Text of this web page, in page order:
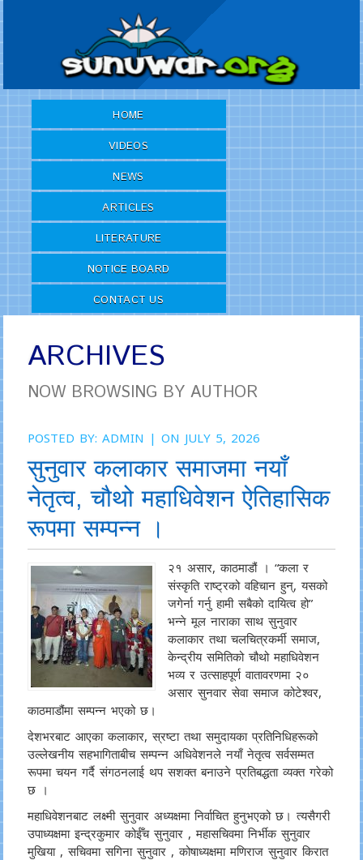
HOME
VIDEOS
NEWS
ARTICLES
LITERATURE
NOTICE BOARD
CONTACT US
ARCHIVES
NOW BROWSING BY AUTHOR
POSTED BY: ADMIN | ON JULY 5, 2026
सुनुवार कलाकार समाजमा नयाँ
नेतृत्व, चौथो महाधिवेशन ऐतिहासिक
रूपमा सम्पन्न ।
२१ असार, काठमाडौं । “कला र
संस्कृति राष्ट्रको वहिचान हुन्, यसको
जगेर्ना गर्नु हामी सबैको दायित्व हो”
भन्ने मूल नाराका साथ सुनुवार
कलाकार तथा चलचित्रकर्मी समाज,
केन्द्रीय समितिको चौथो महाधिवेशन
भव्य र उत्साहपूर्ण वातावरणमा २०
असार सुनवार सेवा समाज कोटेश्वर,
काठमाडौंमा सम्पन्न भएको छ।
देशभरबाट आएका कलाकार, स्रष्टा तथा समुदायका प्रतिनिधिहरूको
उल्लेखनीय सहभागिताबीच सम्पन्न अधिवेशनले नयाँ नेतृत्व सर्वसम्मत
रूपमा चयन गर्दै संगठनलाई थप सशक्त बनाउने प्रतिबद्धता व्यक्त गरेको
छ ।
महाधिवेशनबाट लक्ष्मी सुनुवार अध्यक्षमा निर्वाचित हुनुभएको छ। त्यसैगरी
उपाध्यक्षमा इन्द्रकुमार कोईँच सुनुवार , महासचिवमा निर्भीक सुनुवार
मुखिया , सचिवमा सगिना सुनुवार , कोषाध्यक्षमा मणिराज सुनुवार किरात